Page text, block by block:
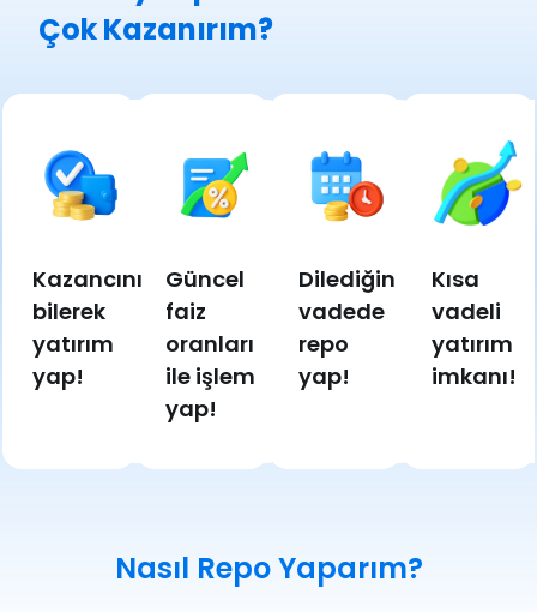
Çok Kazanırım?
Kazancını
bilerek
yatırım
yap!
Güncel
faiz
oranları
ile işlem
yap!
Dilediğin
vadede
repo
yap!
Kısa
vadeli
yatırım
imkanı!
Nasıl Repo Yaparım?